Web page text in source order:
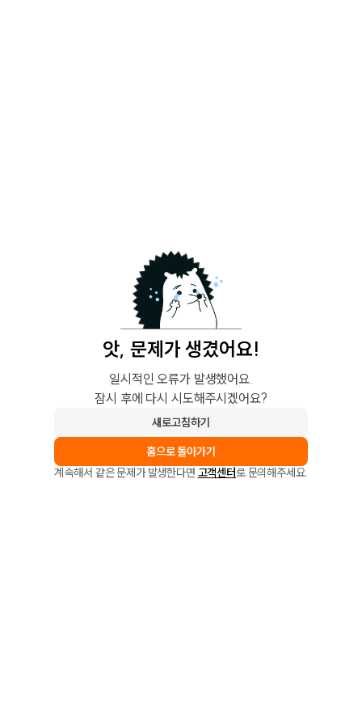
앗, 문제가 생겼어요!
일시적인 오류가 발생했어요.
잠시 후에 다시 시도해주시겠어요?
새로고침하기
홈으로 돌아가기
계속해서 같은 문제가 발생한다면 고객센터로 문의해주세요.